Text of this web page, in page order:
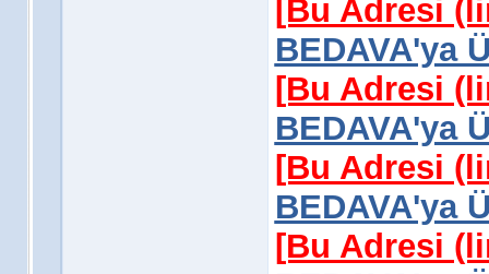
[Bu Adresi
BEDAVA'ya
[Bu Adresi
BEDAVA'ya
[Bu Adresi
BEDAVA'ya
[Bu Adresi